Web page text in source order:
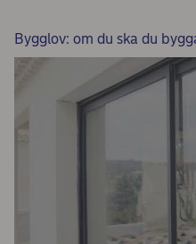
Bygglov: om du ska du